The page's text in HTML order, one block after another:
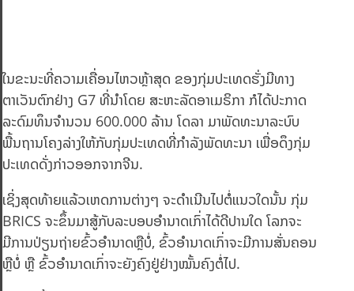
ໃນຂະນະທີ່ຄວາມເຄື່ອນໄຫວຫຼ້າສຸດ ຂອງກຸ່ມປະເທດຮັ່ງມີທາງ
ຕາເວັນຕົກຢ່າງ G7 ທີ່ນຳໂດຍ ສະຫະລັດອາເມຣິກາ ກໍໄດ້ປະກາດ
ລະດົມທຶນຈຳນວນ 600.000 ລ້ານ ໂດລາ ມາພັດທະນາລະບົບ
ພື້ນຖານໂຄງລ່າງໃຫ້ກັບກຸ່ມປະເທດທີ່ກຳລັງພັດທະນາ ເພື່ອດຶງກຸ່ມ
ປະເທດດັ່ງກ່າວອອກຈາກຈີນ.
ເຊິ່ງສຸດທ້າຍແລ້ວເຫດການຕ່າງໆ ຈະດຳເນີນໄປຕໍ່ແນວໃດນັ້ນ ກຸ່ມ
BRICS ຈະຂຶ້ນມາສູ້ກັບລະບອບອຳນາດເກົ່າໄດ້ດີປານໃດ ໂລກຈະ
ມີການປ່ຽນຖ່າຍຂົ້ວອຳນາດຫຼືບໍ່, ຂົ້ວອຳນາດເກົ່າຈະມີການສັ່ນຄອນ
ຫຼືບໍ່ ຫຼື ຂົ້ວອຳນາດເກົ່າຈະຍັງຄົງຢູ່ຢ່າງໝັ້ນຄົງຕໍ່ໄປ.